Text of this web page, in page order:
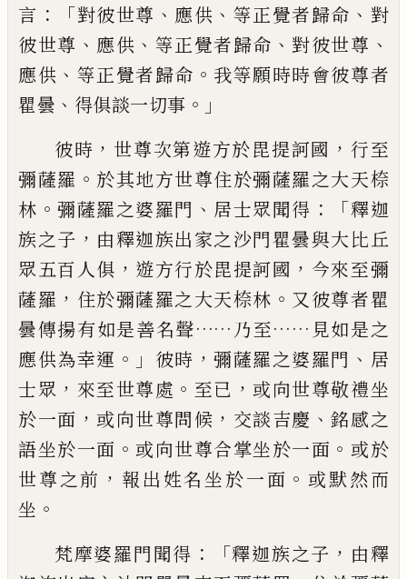
言 ：「對彼世尊 、 應供 、 等正覺者歸命 、 對
彼世尊 、 應供 、 等正覺者歸命 、對彼世尊 、
應供 、 等正覺者歸命 。 我等願時時會彼尊者
瞿曇 、 得俱談一切事 。」
彼時 ， 世尊次第遊方於毘提訶國 ， 行至
彌薩羅 。 於其地方世尊住於彌薩羅之大天㮈
林 。彌薩羅之婆羅門 、 居士眾聞得 ：「釋迦
族之子 ， 由釋迦族出家之沙門瞿曇與大比丘
眾五百人俱 ， 遊方行於毘提訶國 ， 今來至彌
薩羅 ， 住於彌薩羅之大天㮈林 。 又彼尊者瞿
曇傳揚有如是善名聲…… 乃至…… 見如是之
應供為幸運 。」 彼時 ，彌薩羅之婆羅門 、 居
士眾 ， 來至世尊處 。 至已 ， 或向世尊敬禮坐
於一面 ， 或向世尊問候 ， 交談吉慶 、銘感之
語坐於一面 。 或向世尊合掌坐於一面 。 或於
世尊之前 ， 報出姓名 坐於一面 。 或默然而
坐 。
梵摩婆羅門聞得 ：「釋迦族之子 ， 由釋